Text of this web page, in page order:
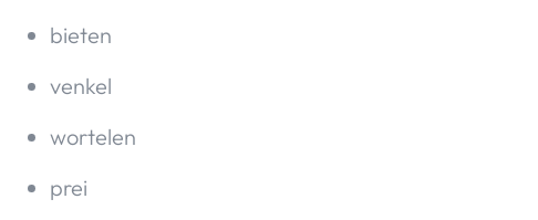
bieten
venkel
wortelen
prei